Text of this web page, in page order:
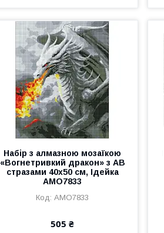
Набір з алмазною мозаїкою
«Вогнетривкий дракон» з АВ
стразами 40х50 см, Ідейка
AMO7833
AMO7833
505 ₴